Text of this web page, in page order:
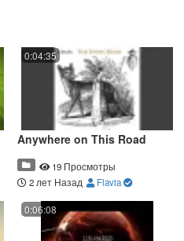
0:04:35
Anywhere on This Road
19 Просмотры
2 лет Назад
Flavia
0:06:08